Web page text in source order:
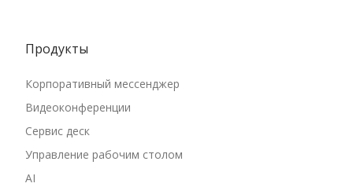
Продукты
Корпоративный мессенджер
Видеоконференции
Сервис деск
Управление рабочим столом
AI